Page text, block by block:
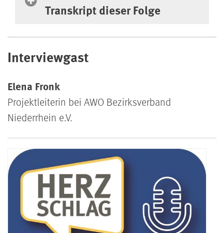
Transkript dieser Folge
Interviewgast
Elena Fronk
Projektleiterin bei AWO Bezirksverband
Niederrhein e.V.
Podcast #126